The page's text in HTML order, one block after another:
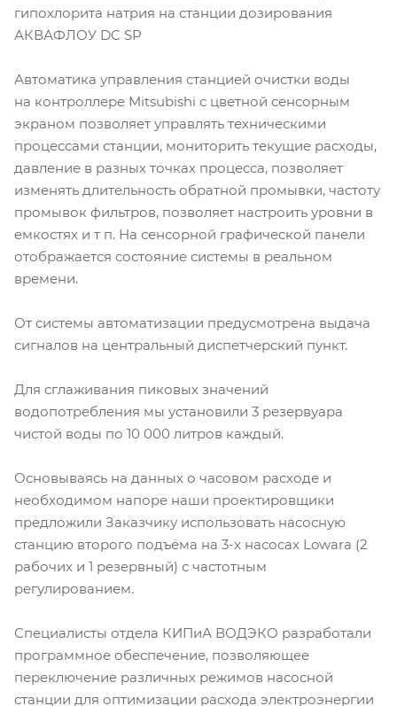
гипохлорита натрия на станции дозирования
АКВАФЛОУ DC SP
Автоматика управления станцией очистки воды
на контроллере Mitsubishi с цветной сенсорным
экраном позволяет управлять техническими
процессами станции, мониторить текущие расходы,
давление в разных точках процесса, позволяет
изменять длительность обратной промывки, частоту
промывок фильтров, позволяет настроить уровни в
емкостях и т п. На сенсорной графической панели
отображается состояние системы в реальном
времени.
От системы автоматизации предусмотрена выдача
сигналов на центральный диспетчерский пункт.
Для сглаживания пиковых значений
водопотребления мы установили 3 резервуара
чистой воды по 10 000 литров каждый.
Основываясь на данных о часовом расходе и
необходимом напоре наши проектировщики
предложили Заказчику использовать насосную
станцию второго подъёма на 3-х насосах Lowara (2
рабочих и 1 резервный) с частотным
регулированием.
Специалисты отдела КИПиА ВОДЭКО разработали
программное обеспечение, позволяющее
переключение различных режимов насосной
станции для оптимизации расхода электроэнергии